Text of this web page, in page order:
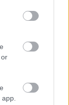
σε